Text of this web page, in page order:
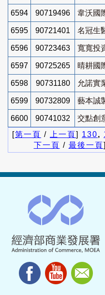
6594 90719496 韋沃國
6595 90721401 名冠生
6596 90723463 寬寬投
6597 90725265 晴耕國
6598 90731180 允諾實
6599 90732809 藝本誠
6600 90741032
交點創
[第一頁 / 上一頁] 130,
下一頁 / 最後一頁